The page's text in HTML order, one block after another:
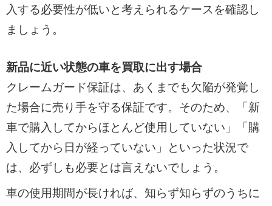
入する必要性が低いと考えられるケースを確認し
ましょう。
新品に近い状態の車を買取に出す場合
クレームガード保証は、あくまでも欠陥が発覚し
た場合に売り手を守る保証です。そのため、「新
車で購入してからほとんど使用していない」「購
入してから日が経っていない」といった状況で
は、必ずしも必要とは言えないでしょう。
車の使用期間が長ければ、知らず知らずのうちに